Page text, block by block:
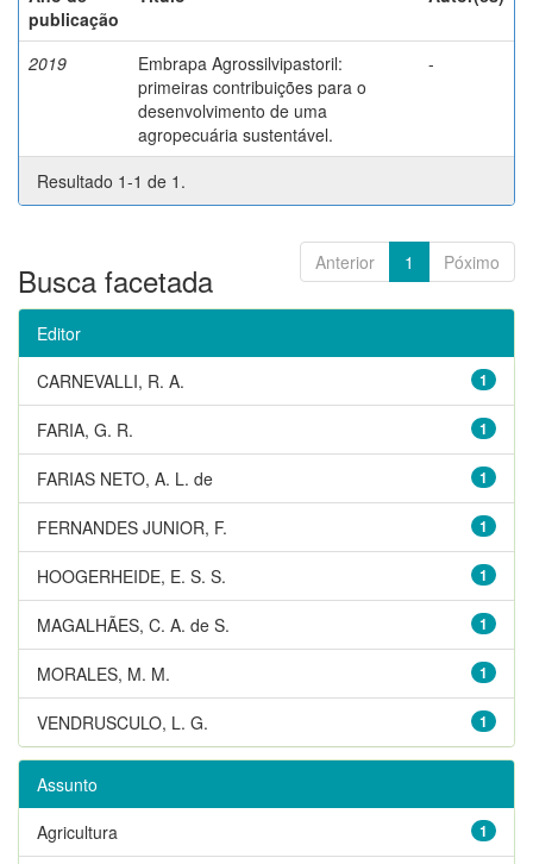
publicação
2019
Embrapa Agrossilvipastoril:
primeiras contribuições para o
desenvolvimento de uma
agropecuária sustentável.
-
Resultado 1-1 de 1.
Anterior 1 Póximo
Busca facetada
Editor
1
CARNEVALLI, R. A.
1
FARIA, G. R.
1
FARIAS NETO, A. L. de
1
FERNANDES JUNIOR, F.
1
HOOGERHEIDE, E. S. S.
1
MAGALHÃES, C. A. de S.
1
MORALES, M. M.
1
VENDRUSCULO, L. G.
Assunto
1
Agricultura